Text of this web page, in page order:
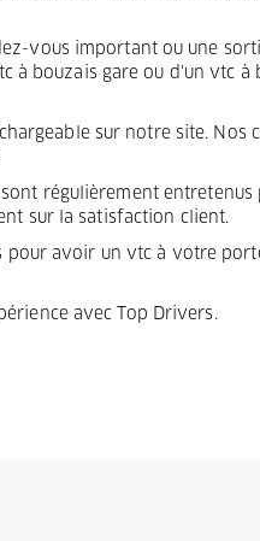
vous important ou une
à bouzais gare ou d'un vtc à
sur notre site. Nos
régulièrement
sur la satisfaction client.
pour avoir un vtc à votre
avec Top Drivers.